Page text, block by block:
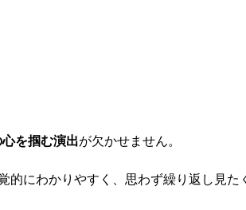
を掴む演出が欠かせません。
的にわかりやすく、思わず繰り返し見た